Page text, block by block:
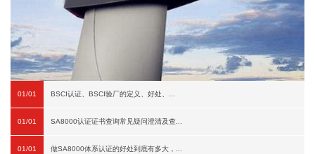
01/01 BSCI认证、BSCI验厂的定义、好处、...
01/01 SA8000认证证书查询常见疑问澄清及查...
01/01 做SA8000体系认证的好处到底有多大，...